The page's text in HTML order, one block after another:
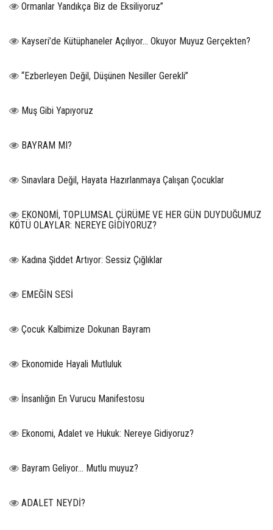
Ormanlar Yandıkça Biz de Eksiliyoruz”
Kayseri’de Kütüphaneler Açılıyor… Okuyor Muyuz Gerçekten?
“Ezberleyen Değil, Düşünen Nesiller Gerekli”
Muş Gibi Yapıyoruz
BAYRAM MI?
Sınavlara Değil, Hayata Hazırlanmaya Çalışan Çocuklar
EKONOMİ, TOPLUMSAL ÇÜRÜME VE HER GÜN DUYDUĞUMUZ
KÖTÜ OLAYLAR: NEREYE GİDİYORUZ?
Kadına Şiddet Artıyor: Sessiz Çığlıklar
EMEĞİN SESİ
Çocuk Kalbimize Dokunan Bayram
Ekonomide Hayali Mutluluk
İnsanlığın En Vurucu Manifestosu
Ekonomi, Adalet ve Hukuk: Nereye Gidiyoruz?
Bayram Geliyor… Mutlu muyuz?
ADALET NEYDİ?